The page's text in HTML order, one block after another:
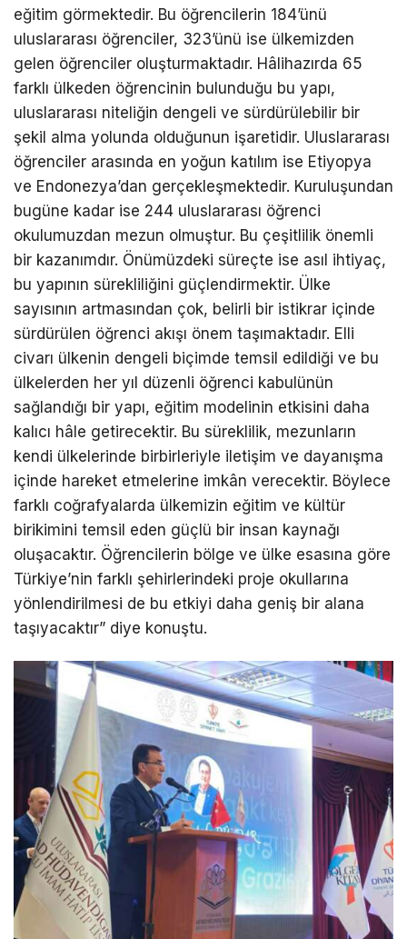
eğitim görmektedir. Bu öğrencilerin 184’ünü
uluslararası öğrenciler, 323’ünü ise ülkemizden
gelen öğrenciler oluşturmaktadır. Hâlihazırda 65
farklı ülkeden öğrencinin bulunduğu bu yapı,
uluslararası niteliğin dengeli ve sürdürülebilir bir
şekil alma yolunda olduğunun işaretidir. Uluslararası
öğrenciler arasında en yoğun katılım ise Etiyopya
ve Endonezya’dan gerçekleşmektedir. Kuruluşundan
bugüne kadar ise 244 uluslararası öğrenci
okulumuzdan mezun olmuştur. Bu çeşitlilik önemli
bir kazanımdır. Önümüzdeki süreçte ise asıl ihtiyaç,
bu yapının sürekliliğini güçlendirmektir. Ülke
sayısının artmasından çok, belirli bir istikrar içinde
sürdürülen öğrenci akışı önem taşımaktadır. Elli
civarı ülkenin dengeli biçimde temsil edildiği ve bu
ülkelerden her yıl düzenli öğrenci kabulünün
sağlandığı bir yapı, eğitim modelinin etkisini daha
kalıcı hâle getirecektir. Bu süreklilik, mezunların
kendi ülkelerinde birbirleriyle iletişim ve dayanışma
içinde hareket etmelerine imkân verecektir. Böylece
farklı coğrafyalarda ülkemizin eğitim ve kültür
birikimini temsil eden güçlü bir insan kaynağı
oluşacaktır. Öğrencilerin bölge ve ülke esasına göre
Türkiye’nin farklı şehirlerindeki proje okullarına
yönlendirilmesi de bu etkiyi daha geniş bir alana
taşıyacaktır” diye konuştu.